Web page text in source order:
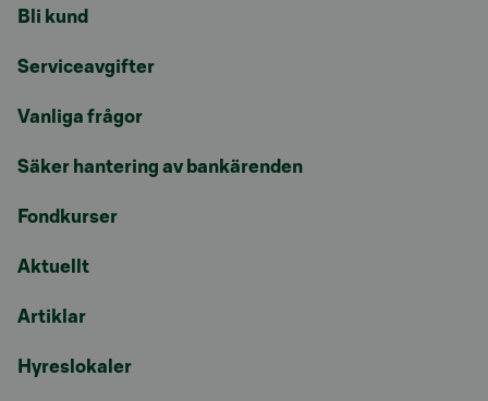
Bli kund
Serviceavgifter
Vanliga frågor
Säker hantering av bankärenden
Fondkurser
Aktuellt
Artiklar
Hyreslokaler